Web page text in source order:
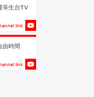
等生台TV
link
由時間
link